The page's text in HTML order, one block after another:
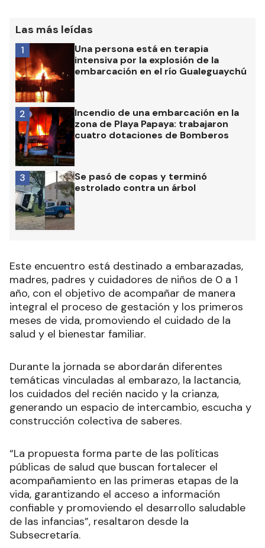
Las más leídas
Una persona está en terapia
intensiva por la explosión de la
embarcación en el río Gualeguaychú
1
Incendio de una embarcación en la
zona de Playa Papaya: trabajaron
cuatro dotaciones de Bomberos
2
Se pasó de copas y terminó
estrolado contra un árbol
3
Este encuentro está destinado a embarazadas,
madres, padres y cuidadores de niños de 0 a 1
año, con el objetivo de acompañar de manera
integral el proceso de gestación y los primeros
meses de vida, promoviendo el cuidado de la
salud y el bienestar familiar.
Durante la jornada se abordarán diferentes
temáticas vinculadas al embarazo, la lactancia,
los cuidados del recién nacido y la crianza,
generando un espacio de intercambio, escucha y
construcción colectiva de saberes.
“La propuesta forma parte de las políticas
públicas de salud que buscan fortalecer el
acompañamiento en las primeras etapas de la
vida, garantizando el acceso a información
confiable y promoviendo el desarrollo saludable
de las infancias”, resaltaron desde la
Subsecretaría.